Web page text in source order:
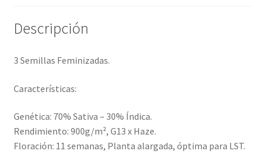
Descripción
3 Semillas Feminizadas.
Características:
Genética: 70% Sativa – 30% Índica.
Rendimiento: 900g/m², G13 x Haze.
Floración: 11 semanas, Planta alargada, óptima para LST.